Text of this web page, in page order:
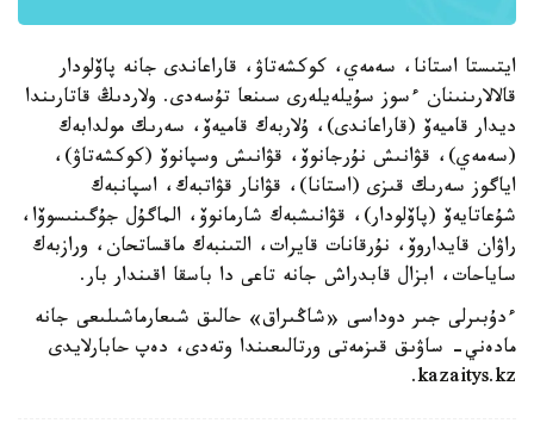
ايتىستا استانا، سەمەي، كوكشەتاۋ، قاراعاندى جانە پاۆلودار
قالالارىنىنان ءسوز سۇيلەيلەرى سىنعا تۇسەدى. ولاردىڭ قاتارىندا
ديدار قاميەۆ (قاراعاندى)، ۇلاربەك قاميەۆ، سەرىك مولدابەك
(سەمەي)، قۋانىش نۇرجانوۆ، قۋانىش وسپانوۆ (كوكشەتاۋ)،
اياگوز سەرىك قىزى (استانا)، قۋانار قۋاتبەك، اسپانبەك
شۇعاتايەۆ (پاۆلودار)، قۋانىشبەك شارمانوۆ، الماگۇل جۇگىنىسوۆا،
راۋان قايداروۆ، نۇرقانات قايرات، التىنبەك ماقساتحان، ورازبەك
ساياحات، ابزال قابدراش جانە تاعى دا باسقا اقىندار بار.
ءدۇبىرلى جىر دوداسى «شاڭىراق» حالىق شىعارماشىلىعى جانە
مادەني- ساۋىق قىزمەتى ورتالىعىندا وتەدى، دەپ حابارلايدى
kazaitys.kz.